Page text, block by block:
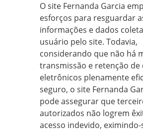
O site Fernanda Garcia
esforços para resguardar
informações e dados
usuário pelo site. Todavia,
considerando que não há
transmissão e retenção de
eletrônicos plenamente
seguro, o site Fernanda
pode assegurar que
autorizados não logrem
acesso indevido, eximindo-